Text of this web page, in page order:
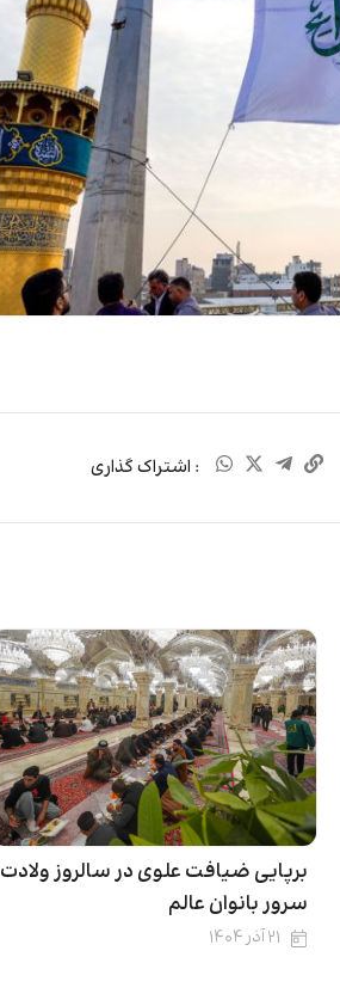
: اشتراک گذاری
برپایی ضیافت علوی در سالروز ولادت
سرور بانوان عالم
۲۱ آذر ۱۴۰۴